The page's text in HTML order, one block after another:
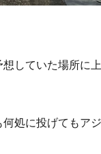
していた場所に
処に投げてもア